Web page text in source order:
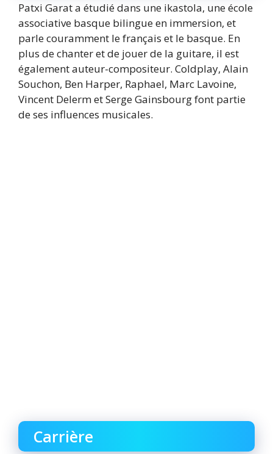
Patxi Garat a étudié dans une ikastola, une école
associative basque bilingue en immersion, et
parle couramment le français et le basque. En
plus de chanter et de jouer de la guitare, il est
également auteur-compositeur. Coldplay, Alain
Souchon, Ben Harper, Raphael, Marc Lavoine,
Vincent Delerm et Serge Gainsbourg font partie
de ses influences musicales.
Carrière